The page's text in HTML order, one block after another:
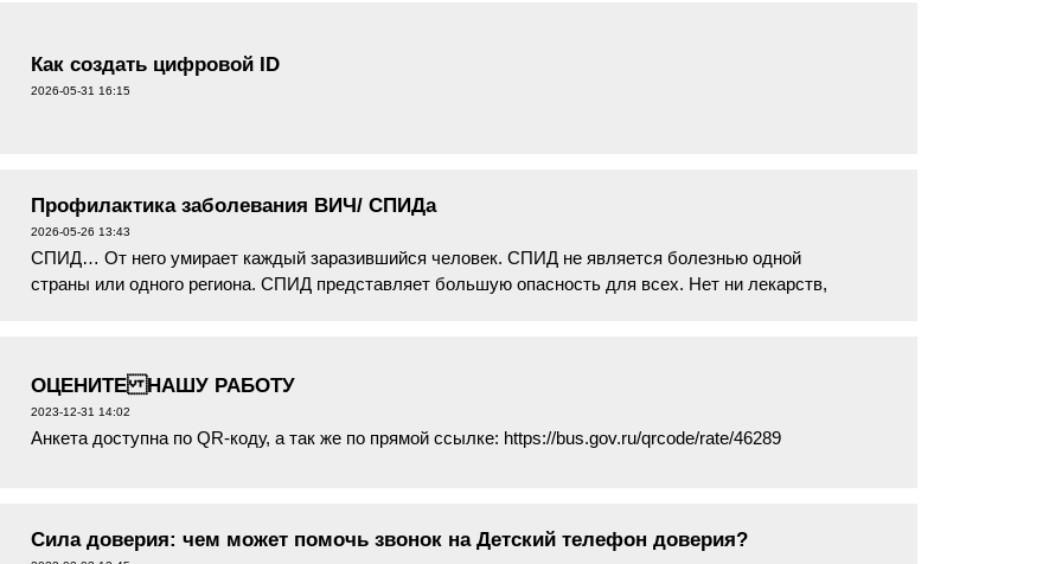
Как создать цифровой ID
2026-05-31 16:15
Профилактика заболевания ВИЧ/ СПИДа
2026-05-26 13:43
СПИД… От него умирает каждый заразившийся человек. СПИД не является болезнью одной
страны или одного региона. СПИД представляет большую опасность для всех. Нет ни лекарств,
ОЦЕНИТЕ НАШУ РАБОТУ
2023-12-31 14:02
Анкета доступна по QR-коду, а так же по прямой ссылке: https://bus.gov.ru/qrcode/rate/46289
Сила доверия: чем может помочь звонок на Детский телефон доверия?